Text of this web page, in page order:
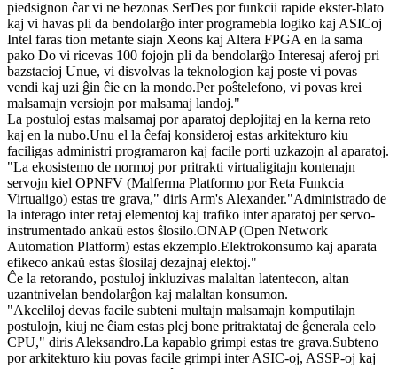
piedsignon ĉar vi ne bezonas SerDes por funkcii rapide ekster-blato
kaj vi havas pli da bendolarĝo inter programebla logiko kaj ASICoj
Intel faras tion metante siajn Xeons kaj Altera FPGA en la sama
pako Do vi ricevas 100 fojojn pli da bendolarĝo Interesaj aferoj pri
bazstacioj Unue, vi disvolvas la teknologion kaj poste vi povas
vendi kaj uzi ĝin ĉie en la mondo.Per poŝtelefono, vi povas krei
malsamajn versiojn por malsamaj landoj."
La postuloj estas malsamaj por aparatoj deplojitaj en la kerna reto
kaj en la nubo.Unu el la ĉefaj konsideroj estas arkitekturo kiu
faciligas administri programaron kaj facile porti uzkazojn al aparatoj.
"La ekosistemo de normoj por pritrakti virtualigitajn kontenajn
servojn kiel OPNFV (Malferma Platformo por Reta Funkcia
Virtualigo) estas tre grava," diris Arm's Alexander."Administrado de
la interago inter retaj elementoj kaj trafiko inter aparatoj per servo-
instrumentado ankaŭ estos ŝlosilo.ONAP (Open Network
Automation Platform) estas ekzemplo.Elektrokonsumo kaj aparata
efikeco ankaŭ estas ŝlosilaj dezajnaj elektoj."
Ĉe la retorando, postuloj inkluzivas malaltan latentecon, altan
uzantnivelan bendolarĝon kaj malaltan konsumon.
"Akceliloj devas facile subteni multajn malsamajn komputilajn
postulojn, kiuj ne ĉiam estas plej bone pritraktataj de ĝenerala celo
CPU," diris Aleksandro.La kapablo grimpi estas tre grava.Subteno
por arkitekturo kiu povas facile grimpi inter ASIC-oj, ASSP-oj kaj